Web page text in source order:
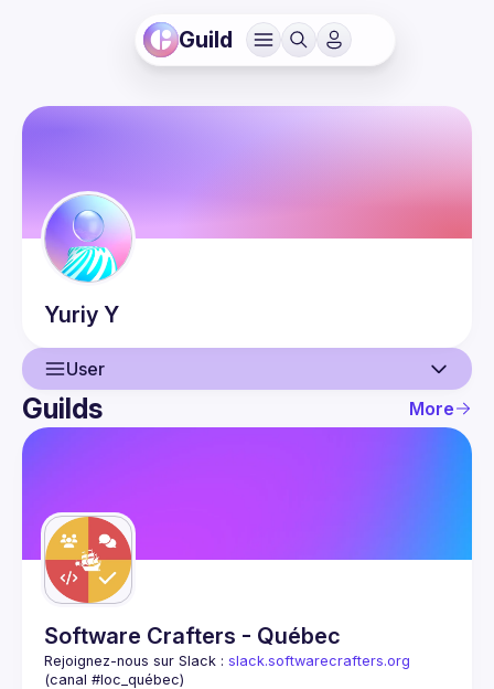
Guild
Yuriy Y
User
User
Guilds
Guilds More
Software Crafters - Québec
Rejoignez-nous sur Slack : slack.softwarecrafters.org
(canal #loc_québec)